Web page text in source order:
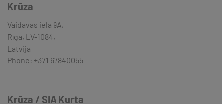
Krūza
Vaidavas iela 9A,
Rīga, LV-1084,
Latvija
Phone: +371 67840055
Krūza / SIA Kurta